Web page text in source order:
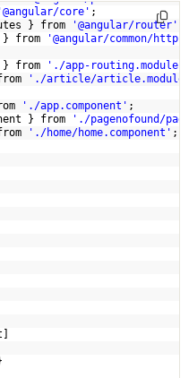
'@angular/core' ;
} from
'@angular/router'
} from
'@angular/common/http'
} from './app-routing.module'
'./article/
'./app.component' ;
} from
'./pagenofound/
'./home/home.component' ;